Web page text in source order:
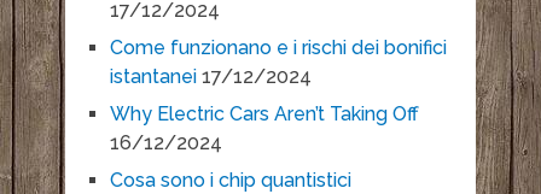
17/12/2024
Come funzionano e i rischi dei bonifici
istantanei 17/12/2024
Why Electric Cars Aren’t Taking Off
16/12/2024
Cosa sono i chip quantistici